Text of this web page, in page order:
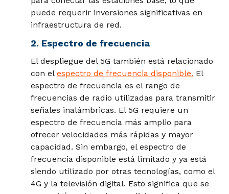
puede requerir inversiones significativas en
infraestructura de red.
2. Espectro de frecuencia
El despliegue del 5G también está relacionado
con el espectro de frecuencia disponible. El
espectro de frecuencia es el rango de
frecuencias de radio utilizadas para transmitir
señales inalámbricas. El 5G requiere un
espectro de frecuencia más amplio para
ofrecer velocidades más rápidas y mayor
capacidad. Sin embargo, el espectro de
frecuencia disponible está limitado y ya está
siendo utilizado por otras tecnologías, como el
4G y la televisión digital. Esto significa que se